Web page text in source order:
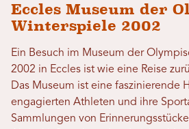
Eccles Museum der
Winterspiele 2002
Ein Besuch im Museum der
2002 in Eccles ist wie eine Reise
Das Museum ist eine faszinierende
engagierten Athleten und ihre
Sammlungen von